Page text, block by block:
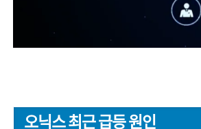
오닉스 최근 급등 원인